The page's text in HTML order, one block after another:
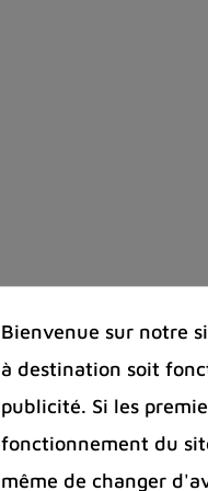
Bienvenue sur notre
à destination soit
publicité. Si les
fonctionnement du
même de changer